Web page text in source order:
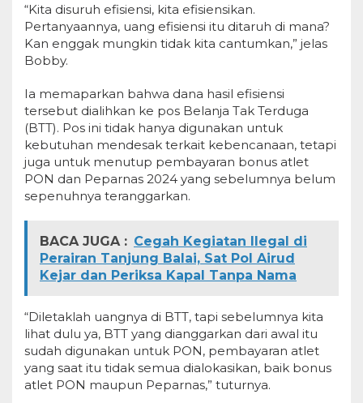
“Kita disuruh efisiensi, kita efisiensikan.
Pertanyaannya, uang efisiensi itu ditaruh di mana?
Kan enggak mungkin tidak kita cantumkan,” jelas
Bobby.
Ia memaparkan bahwa dana hasil efisiensi
tersebut dialihkan ke pos Belanja Tak Terduga
(BTT). Pos ini tidak hanya digunakan untuk
kebutuhan mendesak terkait kebencanaan, tetapi
juga untuk menutup pembayaran bonus atlet
PON dan Peparnas 2024 yang sebelumnya belum
sepenuhnya teranggarkan.
BACA JUGA : Cegah Kegiatan Ilegal di
Perairan Tanjung Balai, Sat Pol Airud
Kejar dan Periksa Kapal Tanpa Nama
“Diletaklah uangnya di BTT, tapi sebelumnya kita
lihat dulu ya, BTT yang dianggarkan dari awal itu
sudah digunakan untuk PON, pembayaran atlet
yang saat itu tidak semua dialokasikan, baik bonus
atlet PON maupun Peparnas,” tuturnya.